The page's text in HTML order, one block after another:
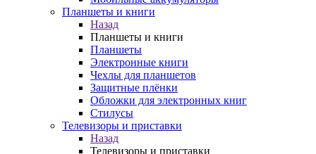
Планшеты и книги
Назад
Планшеты и книги
Планшеты
Электронные книги
Чехлы для планшетов
Защитные плёнки
Обложки для электронных книг
Стилусы
Телевизоры и приставки
Назад
Телевизоры и приставки